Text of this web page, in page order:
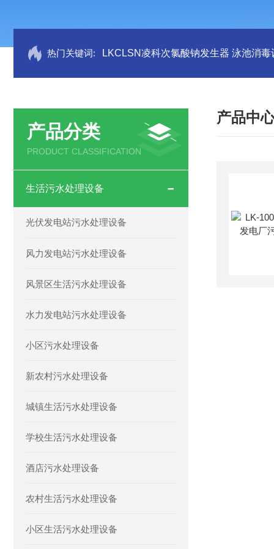
热门关键词: LKCLSN凌科次氯酸钠发生器 泳池消
产品分类
PRODUCT CLASSIFICATION
生活污水处理设备
光伏发电站污水处理设备
风力发电站污水处理设备
风景区生活污水处理设备
水力发电站污水处理设备
小区污水处理设备
新农村污水处理设备
城镇生活污水处理设备
学校生活污水处理设备
酒店污水处理设备
农村生活污水处理设备
小区生活污水处理设备
产品中